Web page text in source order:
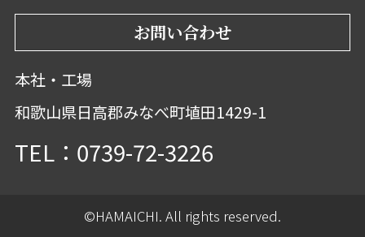
お問い合わせ
本社・工場
和歌山県日高郡みなべ町埴田1429-1
TEL：0739-72-3226
©HAMAICHI. All rights reserved.